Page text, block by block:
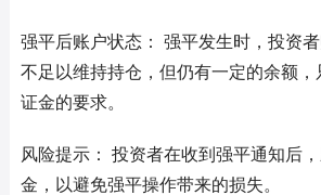
强平后账户状态： 强平发生时，投资
不足以维持持仓，但仍有一定的余额，
证金的要求。
风险提示： 投资者在收到强平通知后
金，以避免强平操作带来的损失。